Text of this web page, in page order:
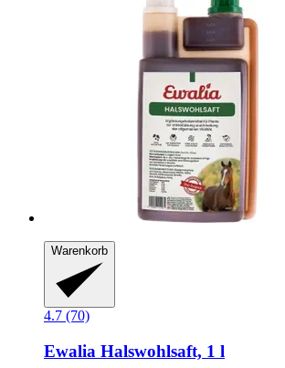
Warenkorb
4.7 (70)
Ewalia Halswohlsaft, 1 l